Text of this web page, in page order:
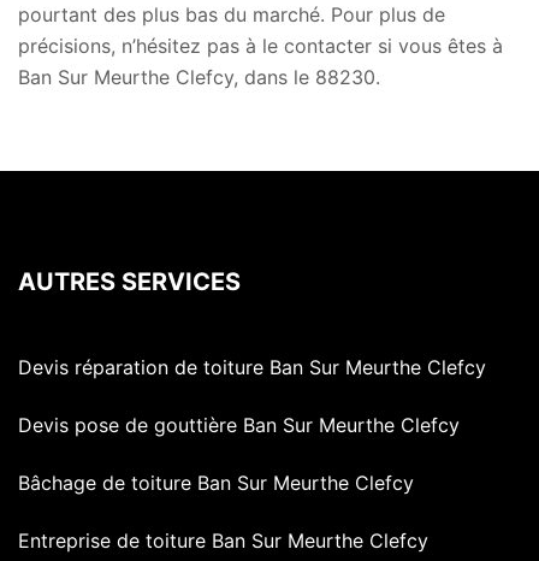
pourtant des plus bas du marché. Pour plus de
précisions, n’hésitez pas à le contacter si vous êtes à
Ban Sur Meurthe Clefcy, dans le 88230.
AUTRES SERVICES
Devis réparation de toiture Ban Sur Meurthe Clefcy
Devis pose de gouttière Ban Sur Meurthe Clefcy
Bâchage de toiture Ban Sur Meurthe Clefcy
Entreprise de toiture Ban Sur Meurthe Clefcy